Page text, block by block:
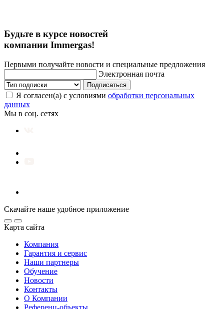
Будьте в курсе новостей
компании Immergas!
Первыми получайте новости и специальные предложения
Электронная почта
Подписаться
Я согласен(а) с условиями обработки персональных
данных
Мы в соц. сетях
Скачайте наше удобное приложение
Карта сайта
Компания
Гарантия и сервис
Наши партнеры
Обучение
Новости
Контакты
О Компании
Референц-объекты